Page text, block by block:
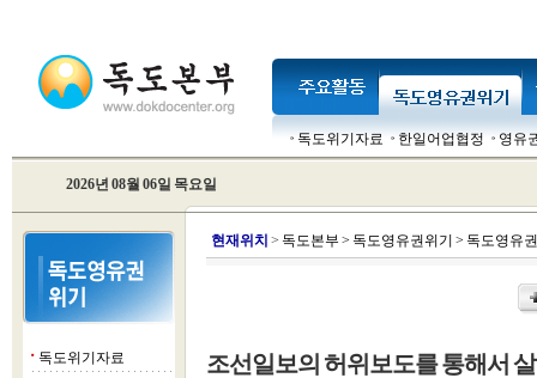
독도위기자료 한일어업협정 영유
2026년 08월 06일 목요일
■ 독도위기자료
현재위치 > 독도본부 > 독도영유권위기 > 독도영유
조선일보의 허위보도를 통해서